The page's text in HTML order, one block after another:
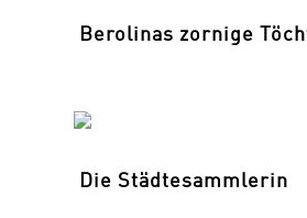
Berolinas zornige
Die Städtesammlerin